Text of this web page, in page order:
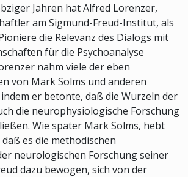
Jahren hat Alfred Lorenzer,
am Sigmund-Freud-Institut, als
die Relevanz des Dialogs mit
für die Psychoanalyse
nahm viele der eben
von Mark Solms und anderen
er betonte, daß die Wurzeln der
die neurophysiologische Forschung
Wie später Mark Solms, hebt
es die methodischen
neurologischen Forschung seiner
dazu bewogen, sich von der